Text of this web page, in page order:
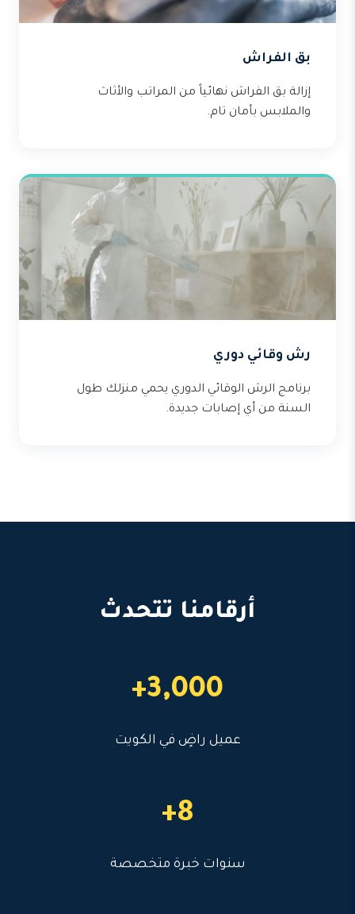
بق الفراش
إزالة بق الفراش نهائياً من المراتب والأثاث
والملابس بأمان تام.
رش وقائي دوري
برنامج الرش الوقائي الدوري يحمي منزلك طول
السنة من أي إصابات جديدة.
أرقامنا تتحدث
3,000+
عميل راضٍ في الكويت
8+
سنوات خبرة متخصصة